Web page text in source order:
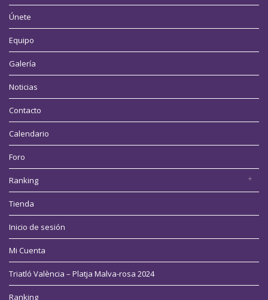
Únete
Equipo
Galería
Noticias
Contacto
Calendario
Foro
Ranking
Tienda
Inicio de sesión
Mi Cuenta
Triatló València – Platja Malva-rosa 2024
Ranking